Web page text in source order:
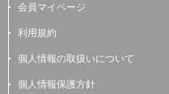
会員マイページ
利用規約
個人情報の取扱いについて
個人情報保護方針